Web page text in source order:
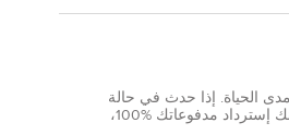
نقدم ضمانًا على أصالة منتجاتنا %100 مدى الحياة. إذا حدث في حالة
نادرة جدًا وتم بيع منتج غير أصلي، يمكنك إسترداد مدفوعاتك %100،